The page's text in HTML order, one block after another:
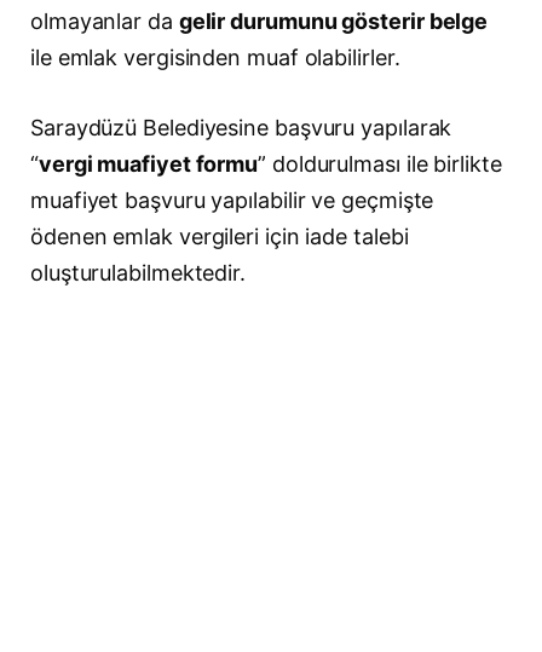
olmayanlar da gelir durumunu gösterir belge
ile emlak vergisinden muaf olabilirler.
Saraydüzü Belediyesine başvuru yapılarak
“vergi muafiyet formu” doldurulması ile birlikte
muafiyet başvuru yapılabilir ve geçmişte
ödenen emlak vergileri için iade talebi
oluşturulabilmektedir.